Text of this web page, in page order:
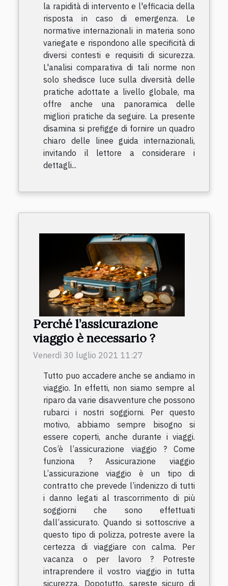
la rapidità di intervento e l'efficacia della
risposta in caso di emergenza. Le
normative internazionali in materia sono
variegate e rispondono alle specificità di
diversi contesti e requisiti di sicurezza.
L'analisi comparativa di tali norme non
solo shedisce luce sulla diversità delle
pratiche adottate a livello globale, ma
offre anche una panoramica delle
migliori pratiche da seguire. La presente
disamina si prefigge di fornire un quadro
chiaro delle linee guida internazionali,
invitando il lettore a considerare i
dettagli...
Perché l’assicurazione
viaggio è necessario ?
Venerdì 30 luglio 2021 11:27
Tutto puo accadere anche se andiamo in
viaggio. In effetti, non siamo sempre al
riparo da varie disavventure che possono
rubarci i nostri soggiorni. Per questo
motivo, abbiamo sempre bisogno si
essere coperti, anche durante i viaggi.
Cos’è l’assicurazione viaggio ? Come
funziona ? Assicurazione viaggio
L’assicurazione viaggio è un tipo di
contratto che prevede l’indenizzo di tutti
i danno legati al trascorrimento di più
soggiorni che sono effettuati
dall’assicurato. Quando si sottoscrive a
questo tipo di polizza, potreste avere la
certezza di viaggiare con calma. Per
vacanza o per lavoro ? Potreste
intraprendere il vostro viaggio in tutta
sicurezza. Dopotutto, sareste sicuro di